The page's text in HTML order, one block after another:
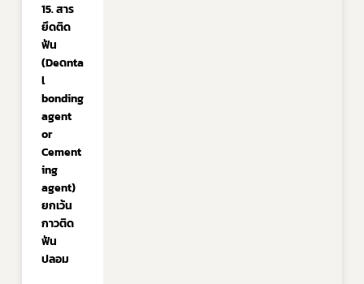
15. สาร
ยึดติด
ฟัน
(Deดnta
l
bonding
agent
or
Cement
ing
agent)
ยกเว้น
กาวติด
ฟัน
ปลอม